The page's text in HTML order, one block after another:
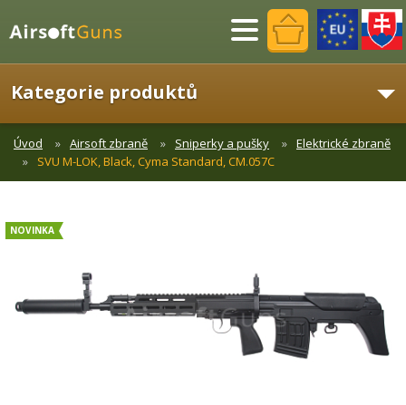
Menu
Kategorie produktů
Úvod Airsoft zbraně Sniperky a pušky
Elektrické zbraně
SVU M-LOK, Black, Cyma Standard, CM.057C
NOVINKA